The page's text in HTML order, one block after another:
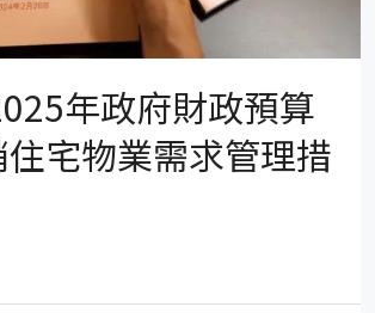
年政府財政預算
宅物業需求管理措